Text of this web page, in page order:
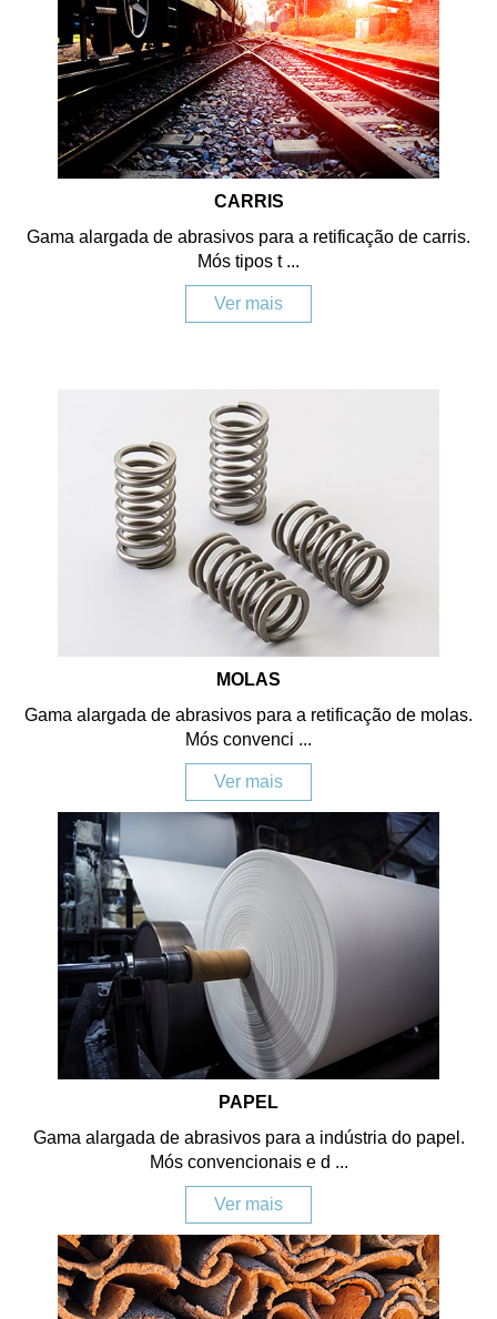
CARRIS
Gama alargada de abrasivos para a retificação de carris.
Mós tipos t ...
Ver mais
MOLAS
Gama alargada de abrasivos para a retificação de molas.
Mós convenci ...
Ver mais
PAPEL
Gama alargada de abrasivos para a indústria do papel.
Mós convencionais e d ...
Ver mais